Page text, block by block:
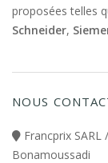
proposées telles
Schneider,
NOUS
Francprix
Bonamoussadi